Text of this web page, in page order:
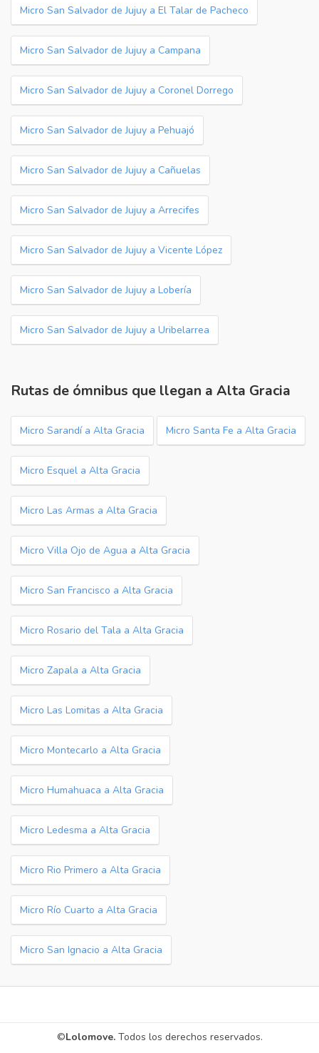
Micro San Salvador de Jujuy a El Talar de Pacheco
Micro San Salvador de Jujuy a Campana
Micro San Salvador de Jujuy a Coronel Dorrego
Micro San Salvador de Jujuy a Pehuajó
Micro San Salvador de Jujuy a Cañuelas
Micro San Salvador de Jujuy a Arrecifes
Micro San Salvador de Jujuy a Vicente López
Micro San Salvador de Jujuy a Lobería
Micro San Salvador de Jujuy a Uribelarrea
Rutas de ómnibus que llegan a Alta Gracia
Micro Sarandí a Alta Gracia Micro Santa Fe a Alta Gracia
Micro Esquel a Alta Gracia
Micro Las Armas a Alta Gracia
Micro Villa Ojo de Agua a Alta Gracia
Micro San Francisco a Alta Gracia
Micro Rosario del Tala a Alta Gracia
Micro Zapala a Alta Gracia
Micro Las Lomitas a Alta Gracia
Micro Montecarlo a Alta Gracia
Micro Humahuaca a Alta Gracia
Micro Ledesma a Alta Gracia
Micro Rio Primero a Alta Gracia
Micro Río Cuarto a Alta Gracia
Micro San Ignacio a Alta Gracia
©Lolomove. Todos los derechos reservados.